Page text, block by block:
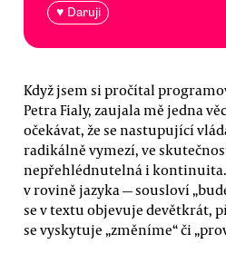
♥ Daruji
Když jsem si pročítal
Petra Fialy, zaujala mě jedna
očekávat, že se nastupující
radikálně vymezí, ve
nepřehlédnutelná i kontinuita.
v rovině jazyka — sousloví
se v textu objevuje devětkrát,
se vyskytuje „změníme“ či